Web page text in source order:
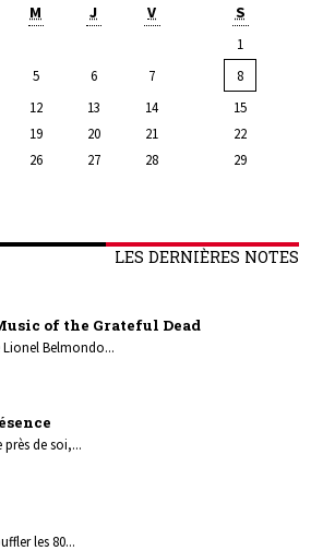
M J V S
1
5 6 7
8
12 13 14
15
19 20 21
22
26 27 28
29
LES DERNIÈRES NOTES
of the Grateful Dead
Lionel Belmondo...
près de soi,...
les 80...